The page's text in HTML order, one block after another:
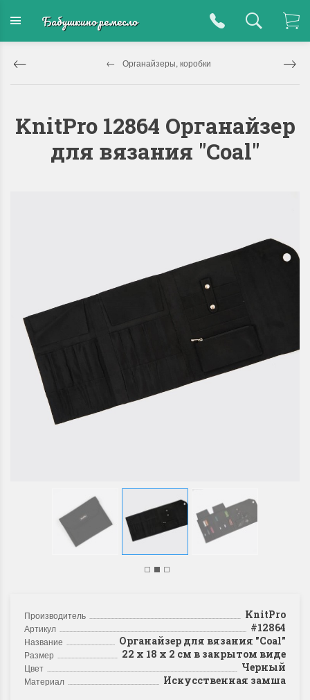
Бабушкино ремесло
Органайзеры, коробки
KnitPro 12864 Органайзер
для вязания "Coal"
Производитель KnitPro
Артикул #12864
Название Органайзер для вязания "Coal"
Размер 22 х 18 х 2 см в закрытом виде
Цвет Черный
Материал Искусственная замша